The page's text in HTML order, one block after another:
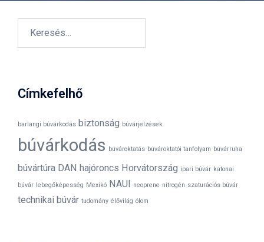
Címkefelhő
barlangi búvárkodás biztonság búvárjelzések
búvárkodás búvároktatás búvároktatói tanfolyam búvárruha
búvártúra DAN hajóroncs Horvátország ipari búvár katonai
búvár lebegőképesség Mexikó NAUI neoprene nitrogén szaturációs búvár
technikai búvár tudomány élővilág ólom